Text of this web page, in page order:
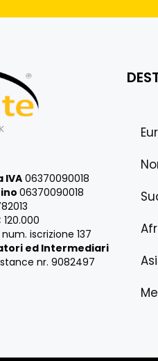
IVA 06370090018
06370090018
num. iscrizione 137
ed Intermediari
nr. 9082497